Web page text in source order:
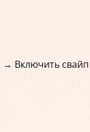
Включить